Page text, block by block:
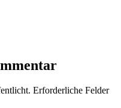
Erforderliche Felder